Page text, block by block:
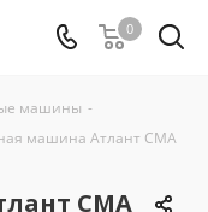
0
машины -
машина Атлант СМА
СМА